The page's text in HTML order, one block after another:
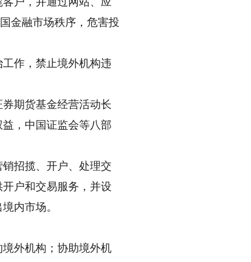
金融市场秩序，危害投
作，禁止境外机构违
期货基金经营活动长
，中国证监会等八部
招揽、开户、处理交
户和交易服务，并设
内市场。
外机构；协助境外机